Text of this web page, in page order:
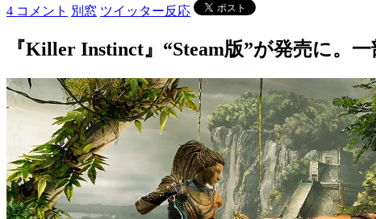
4 コメント 別窓 ツイッター反応
『Killer Instinct』“Steam版”が発売に。